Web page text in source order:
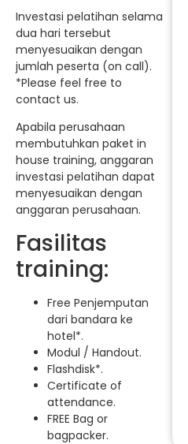
Investasi pelatihan selama
dua hari tersebut
menyesuaikan dengan
jumlah peserta (on call).
*Please feel free to
contact us.
Apabila perusahaan
membutuhkan paket in
house training, anggaran
investasi pelatihan dapat
menyesuaikan dengan
anggaran perusahaan.
Fasilitas
training:
Free Penjemputan
dari bandara ke
hotel*.
Modul / Handout.
Flashdisk*.
Certificate of
attendance.
FREE Bag or
bagpacker.